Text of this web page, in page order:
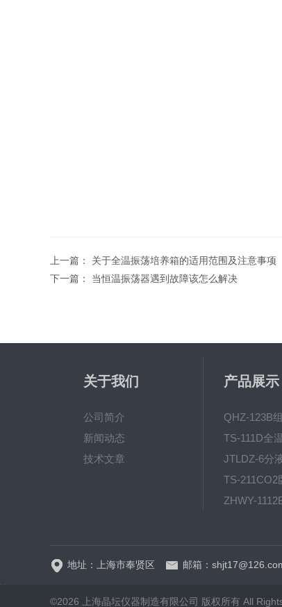
上一篇： 关于全温振荡培养箱的适用范围及注意事项
下一篇： 当恒温振荡器遇到故障该怎么解决
关于我们
公司简介
新闻动态
技术文章
产品展示
地址：上海市奉贤区 邮箱：
©2026 上海晶坛仪器制造有限公司 版权所有 All